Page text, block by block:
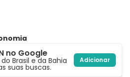
no Google
Brasil e da Bahia
suas buscas.
Adicionar